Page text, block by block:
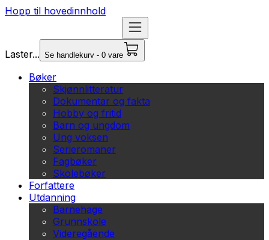
Hopp til hovedinnhold
Laster... Se handlekurv - 0 vare
Bøker
Skjønnlitteratur
Dokumentar og fakta
Hobby og fritid
Barn og ungdom
Ung voksen
Serieromaner
Fagbøker
Skolebøker
Forfattere
Utdanning
Barnehage
Grunnskole
Videregående